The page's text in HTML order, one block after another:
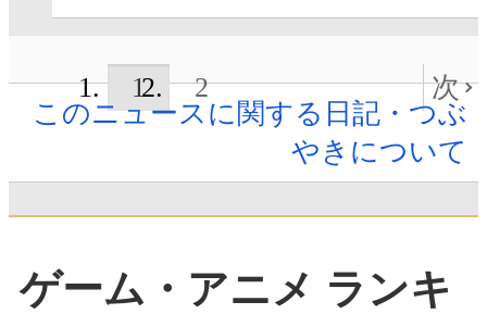
1 2
次
このニュースに関する日記・つぶ
やきについて
ゲーム・アニメ ランキ